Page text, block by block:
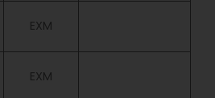
EXM
EXM